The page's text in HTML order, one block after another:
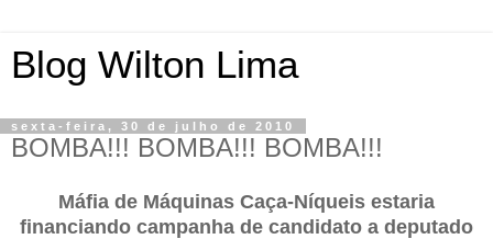
Blog Wilton Lima
sexta-feira, 30 de julho de 2010
BOMBA!!! BOMBA!!! BOMBA!!!
Máfia de Máquinas Caça-Níqueis estaria
financiando campanha de candidato a deputado